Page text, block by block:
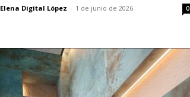
Elena Digital López - 1 de junio de 2026 0